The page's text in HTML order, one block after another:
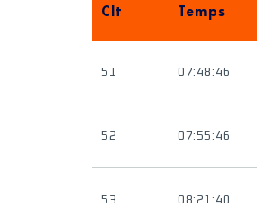
Clt Temps
51 07:48:46
52 07:55:46
53 08:21:40